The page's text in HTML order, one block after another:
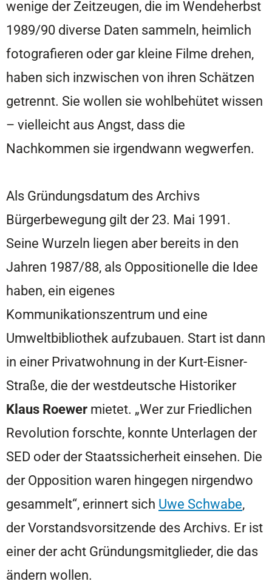
wenige der Zeitzeugen, die im Wendeherbst
1989/90 diverse Daten sammeln, heimlich
fotografieren oder gar kleine Filme drehen,
haben sich inzwischen von ihren Schätzen
getrennt. Sie wollen sie wohlbehütet wissen
– vielleicht aus Angst, dass die
Nachkommen sie irgendwann wegwerfen.
Als Gründungsdatum des Archivs
Bürgerbewegung gilt der 23. Mai 1991.
Seine Wurzeln liegen aber bereits in den
Jahren 1987/88, als Oppositionelle die Idee
haben, ein eigenes
Kommunikationszentrum und eine
Umweltbibliothek aufzubauen. Start ist dann
in einer Privatwohnung in der Kurt-Eisner-
Straße, die der westdeutsche Historiker
Klaus Roewer mietet. „Wer zur Friedlichen
Revolution forschte, konnte Unterlagen der
SED oder der Staatssicherheit einsehen. Die
der Opposition waren hingegen nirgendwo
gesammelt“, erinnert sich Uwe Schwabe,
der Vorstandsvorsitzende des Archivs. Er ist
einer der acht Gründungsmitglieder, die das
ändern wollen.